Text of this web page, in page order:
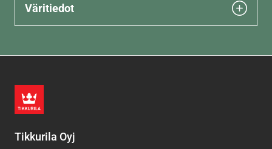
Väritiedot
Tikkurila Oyj